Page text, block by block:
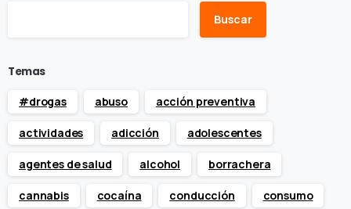
Buscar
Temas
#drogas
abuso acción preventiva
actividades adicción adolescentes
agentes de salud alcohol borrachera
cannabis cocaína conducción consumo